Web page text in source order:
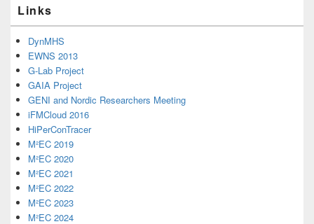
Links
DynMHS
EWNS 2013
G-Lab Project
GAIA Project
GENI and Nordic Researchers Meeting
iFMCloud 2016
HiPerConTracer
M²EC 2019
M²EC 2020
M²EC 2021
M²EC 2022
M²EC 2023
M²EC 2024